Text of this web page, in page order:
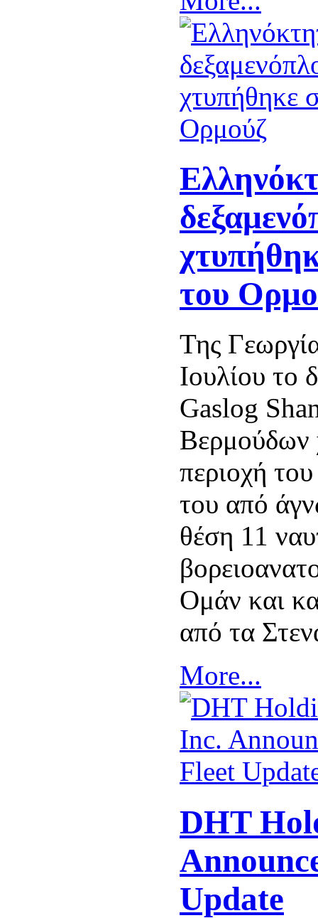
του
Της
Ιουλίου το
Gaslog
Βερμούδων
περιοχή
του από
θέση 11
Ομάν και
από τα
More...
DHT
Update